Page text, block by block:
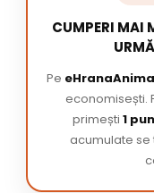
CUMPERI MAI
Pe
economisești.
primești 1
acumulate